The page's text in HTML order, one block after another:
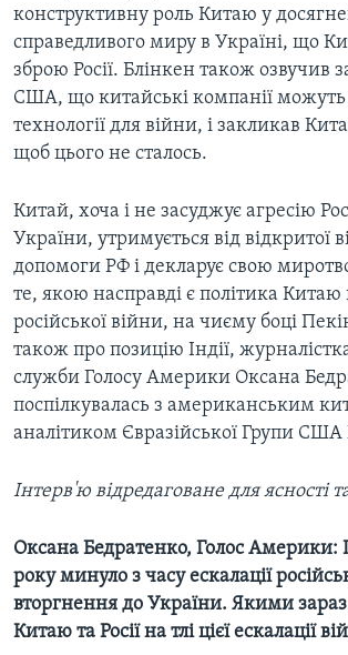
конструктивну роль Китаю у
справедливого миру в Україні, що
зброю Росії. Блінкен також озвучив
США, що китайські компанії можуть
технології для війни, і закликав
щоб цього не сталось.
Китай, хоча і не засуджує агресію
України, утримується від відкритої
допомоги РФ і декларує свою
те, якою насправді є політика
російської війни, на чиєму боці
також про позицію Індії,
служби Голосу Америки Оксана
поспілкувалась з американським
аналітиком Євразійської Групи
Інтерв'ю відредаговане для ясності
Оксана Бедратенко, Голос Америки:
року минуло з часу ескалації
вторгнення до України. Якими
Китаю та Росії на тлі цієї ескалації